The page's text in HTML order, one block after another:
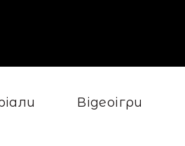
Відеоігри